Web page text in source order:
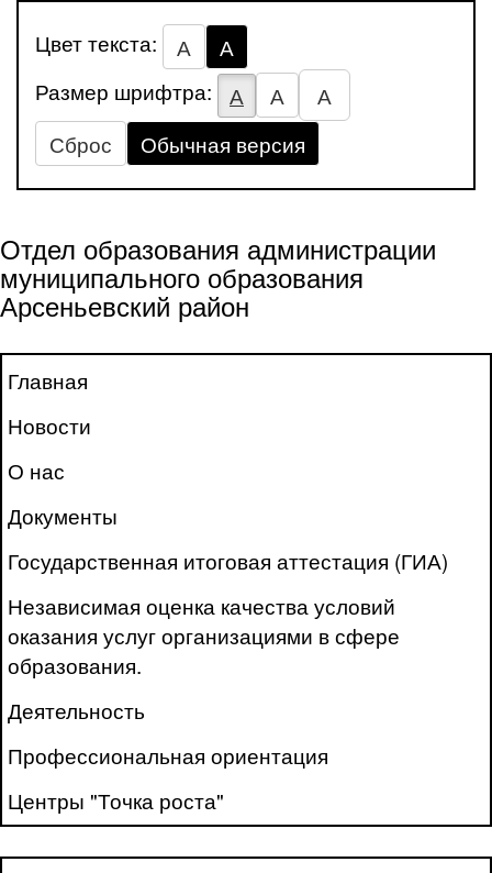
Цвет текста: А
А
Размер шрифтра:
А А
А
Сброс
Обычная версия
Отдел образования администрации
муниципального образования
Арсеньевский район
Главная
Новости
О нас
Документы
Государственная итоговая аттестация (ГИА)
Независимая оценка качества условий
оказания услуг организациями в сфере
образования.
Деятельность
Профессиональная ориентация
Центры "Точка роста"